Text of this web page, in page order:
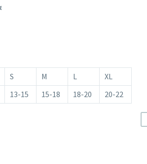
S M L
XL
13-15
15-18 18-20 20-22